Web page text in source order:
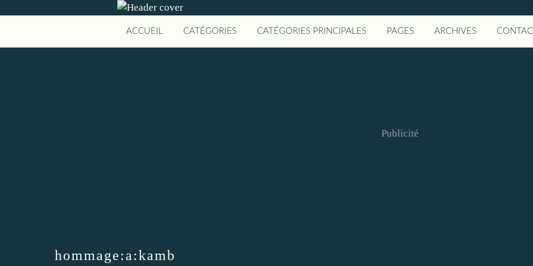
ACCUEIL CATÉGORIES CATÉGORIES PRINCIPALES PAGES ARCHIVES
Publicité
hommage:a:kamb